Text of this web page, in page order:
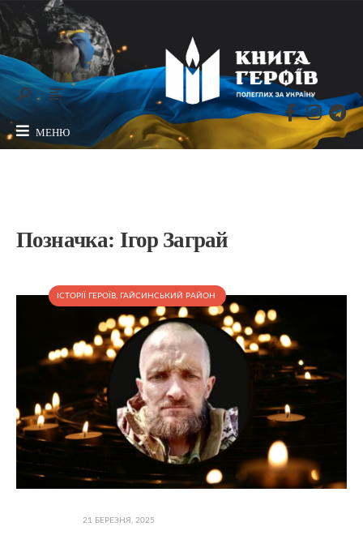
МЕНЮ
Позначка: Ігор Заграй
ІСТОРІЇ ГЕРОЇВ, ГАЙСИНСЬКИЙ РАЙОН
21 БЕРЕЗНЯ, 2025